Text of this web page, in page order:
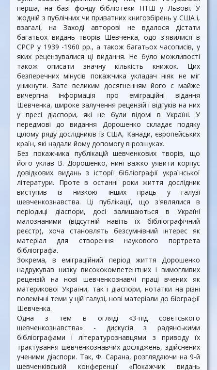
перша, на базі фонду бібліотеки НТШ у Львові. У
жодній з публічних чи приватних книгозбірень у США і,
взагалі, на Заході авторові не вдалося дістати
багатьох видань творів Шевченка, одо з'явилися в
СРСР у 1939 -1960 рр., а також багатьох часописів, у
яких рецензувалися ці видання. Не було можливості
також описати значну кількість книжок. Цих
безперечних мінусів покажчика укладач ніяк не міг
уникнути. Зате великим досягненням його є майже
вичерпна інформація про еміграційні відання
Шевченка, широке залучення рецензій і відгуків на них
у пресі діаспори, які не були відомі в Україні. У
передмові до видання Дорошенко складає подяку
цілому ряду дослідників із США, Канади, європейських
країн, які надали йому допомогу в розшуках.
Без покажчика публікацій шевченкових творів, що
його уклав В. Дорошенко, нині важко уявити корпус
довідкових видань з історії бібліографії української
літератури. Проте в останні роки життя дослідник
виступив із низкою інших праць у галузі
шевченкознавства. Ці публікації, що з'являлися в
періодиці діаспори, досі залишаються в Україні
малознаними (відсутній навіть їх бібліографічний
реєстр), хоча становлять безсумнівний інтерес як
матеріал для створення наукового портрета
бібліографа.
Зокрема, в еміграційний період життя Дорошенко
надрукував низку висококомпетентних і вимогливих
рецензій на нові шевченкознавчі праці вчених як
материкової України, так і діаспори, нотатки на різні
полемічні теми у цій галузі, нові матеріали до біографії
Шевченка.
Одна з тем в огляді «З-під совєтського
шевченкознавства» - дискусія з радянськими
бібліографами і літературознавцями з приводу їх
трактування шевченкознавчих досліджень, здійснених
ученими діаспори. Так, Ф. Сарана, розглядаючи на 9-й
шевченківській конференції «Покажчик видань